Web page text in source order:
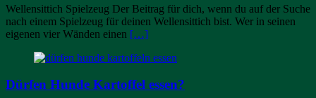
Wellensittich Spielzeug Der Beitrag für dich, wenn du auf der Suche
nach einem Spielzeug für deinen Wellensittich bist. Wer in seinen
eigenen vier Wänden einen […]
Dürfen Hunde Kartoffel essen?